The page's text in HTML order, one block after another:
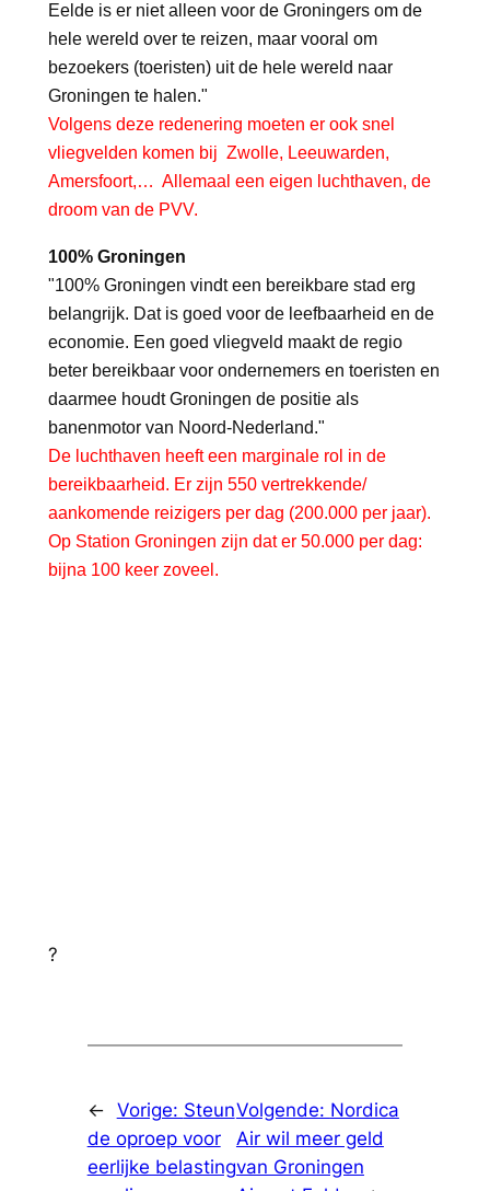
Eelde is er niet alleen voor de Groningers om de
hele wereld over te reizen, maar vooral om
bezoekers (toeristen) uit de hele wereld naar
Groningen te halen."
Volgens deze redenering moeten er ook snel
vliegvelden komen bij Zwolle, Leeuwarden,
Amersfoort,… Allemaal een eigen luchthaven, de
droom van de PVV.
100% Groningen
"100% Groningen vindt een bereikbare stad erg
belangrijk. Dat is goed voor de leefbaarheid en de
economie. Een goed vliegveld maakt de regio
beter bereikbaar voor ondernemers en toeristen en
daarmee houdt Groningen de positie als
banenmotor van Noord-Nederland."
De luchthaven heeft een marginale rol in de
bereikbaarheid. Er zijn 550 vertrekkende/
aankomende reizigers per dag (200.000 per jaar).
Op Station Groningen zijn dat er 50.000 per dag:
bijna 100 keer zoveel.
?
← Vorige: Steun
de oproep voor
eerlijke belasting
Volgende: Nordica
Air wil meer geld
van Groningen